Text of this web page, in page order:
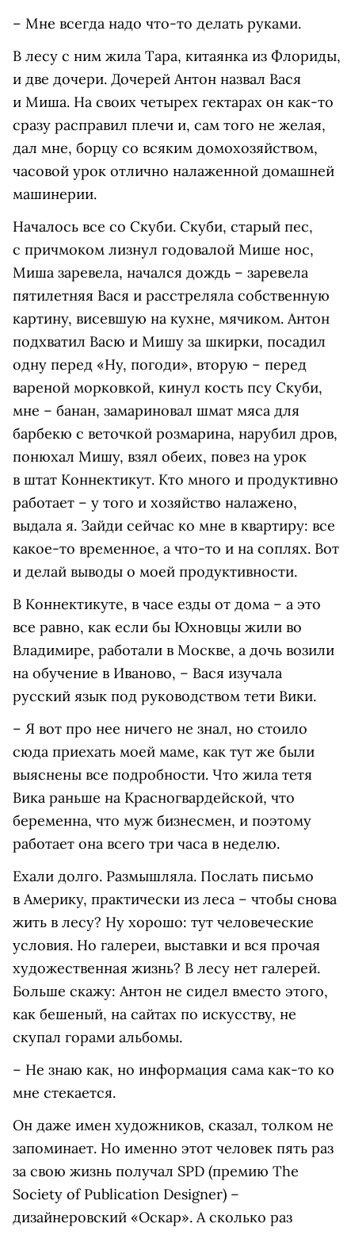
– Мне всегда надо что-то делать руками.
В лесу с ним жила Тара, китаянка из Флориды,
и две дочери. Дочерей Антон назвал Вася
и Миша. На своих четырех гектарах он как-то
сразу расправил плечи и, сам того не желая,
дал мне, борцу со всяким домохозяйством,
часовой урок отлично налаженной домашней
машинерии.
Началось все со Скуби. Скуби, старый пес,
с причмоком лизнул годовалой Мише нос,
Миша заревела, начался дождь – заревела
пятилетняя Вася и расстреляла собственную
картину, висевшую на кухне, мячиком. Антон
подхватил Васю и Мишу за шкирки, посадил
одну перед «Ну, погоди», вторую – перед
вареной морковкой, кинул кость псу Скуби,
мне – банан, замариновал шмат мяса для
барбекю с веточкой розмарина, нарубил дров,
понюхал Мишу, взял обеих, повез на урок
в штат Коннектикут. Кто много и продуктивно
работает – у того и хозяйство налажено,
выдала я. Зайди сейчас ко мне в квартиру: все
какое-то временное, а что-то и на соплях. Вот
и делай выводы о моей продуктивности.
В Коннектикуте, в часе езды от дома – а это
все равно, как если бы Юхновцы жили во
Владимире, работали в Москве, а дочь возили
на обучение в Иваново, – Вася изучала
русский язык под руководством тети Вики.
– Я вот про нее ничего не знал, но стоило
сюда приехать моей маме, как тут же были
выяснены все подробности. Что жила тетя
Вика раньше на Красногвардейской, что
беременна, что муж бизнесмен, и поэтому
работает она всего три часа в неделю.
Ехали долго. Размышляла. Послать письмо
в Америку, практически из леса – чтобы снова
жить в лесу? Ну хорошо: тут человеческие
условия. Но галереи, выставки и вся прочая
художественная жизнь? В лесу нет галерей.
Больше скажу: Антон не сидел вместо этого,
как бешеный, на сайтах по искусству, не
скупал горами альбомы.
– Не знаю как, но информация сама как-то ко
мне стекается.
Он даже имен художников, сказал, толком не
запоминает. Но именно этот человек пять раз
за свою жизнь получал SPD (премию The
Society of Publication Designer) –
дизайнеровский «Оскар». А сколько раз